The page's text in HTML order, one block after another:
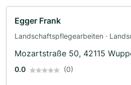
Egger Frank
Landschaftspflegearbeiten ·
Zaunbau
Mozartstraße 50, 42115
0.0 (0)